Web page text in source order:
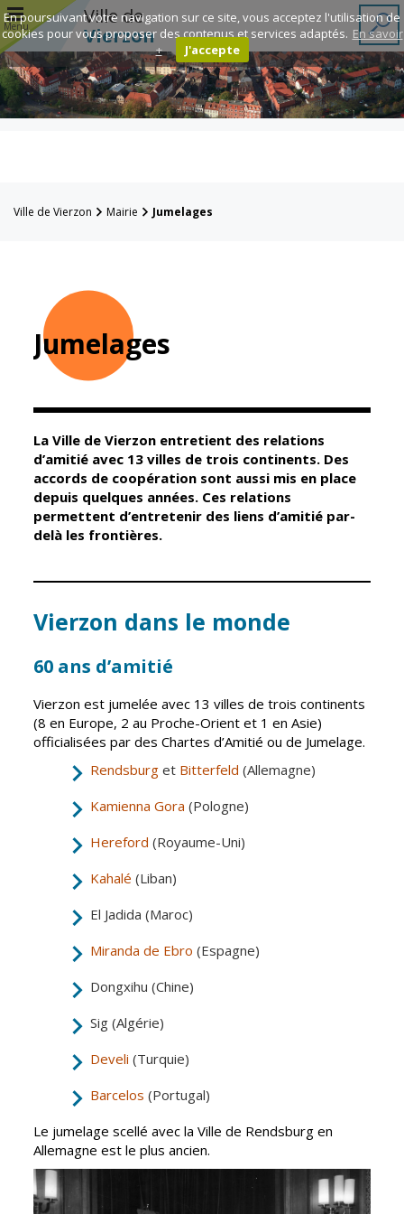
Menu
Ville de
Vierzon
Annuaire des
associations
Mairie
Élus
Conseil
Municipal
Services de la
Marchés
publics
Cimetières
Titres
État civil
Élections
Jumelages
Publication des
actes
administratifs
Journal
municipal
Agenda
Fil de l'info
Guichet unique
Petite enfance
Relais petite
Scolarité
Établissements
et après classe
Réussite
éducative et
inclusion
Inscriptions
scolaires 2026-
2027
loisirs
Santé et
solidarité
Culture et
Sport
Ville de Vierzon Mairie Jumelages
Jumelages
La Ville de Vierzon entretient des relations
d’amitié avec 13 villes de trois continents. Des
accords de coopération sont aussi mis en place
depuis quelques années. Ces relations
permettent d’entretenir des liens d’amitié par-
delà les frontières.
Vierzon dans le monde
60 ans d’amitié
Vierzon est jumelée avec 13 villes de trois continents
(8 en Europe, 2 au Proche-Orient et 1 en Asie)
officialisées par des Chartes d’Amitié ou de Jumelage.
Rendsburg et Bitterfeld (Allemagne)
Kamienna Gora (Pologne)
Hereford (Royaume-Uni)
Kahalé (Liban)
El Jadida (Maroc)
Miranda de Ebro (Espagne)
Dongxihu (Chine)
Sig (Algérie)
Develi (Turquie)
Barcelos (Portugal)
Le jumelage scellé avec la Ville de Rendsburg en
Allemagne est le plus ancien.
En poursuivant votre navigation sur ce site, vous acceptez l'utilisation de
cookies pour vous proposer des contenus et services adaptés. En savoir
+
J'accepte